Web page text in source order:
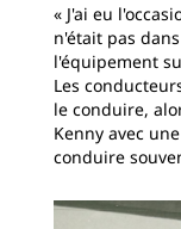
« J'ai eu
n'était pas
l'équipement
Les
le conduire,
Kenny avec
conduire